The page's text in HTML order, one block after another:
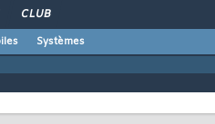
CLUB
Systèmes